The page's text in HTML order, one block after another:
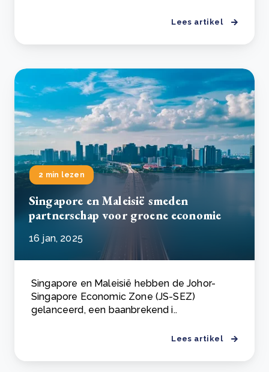
Lees artikel
2 min lezen
Singapore en Maleisië smeden
partnerschap voor groene economie
16 jan, 2025
Singapore en Maleisië hebben de Johor-
Singapore Economic Zone (JS-SEZ)
gelanceerd, een baanbrekend i..
Lees artikel